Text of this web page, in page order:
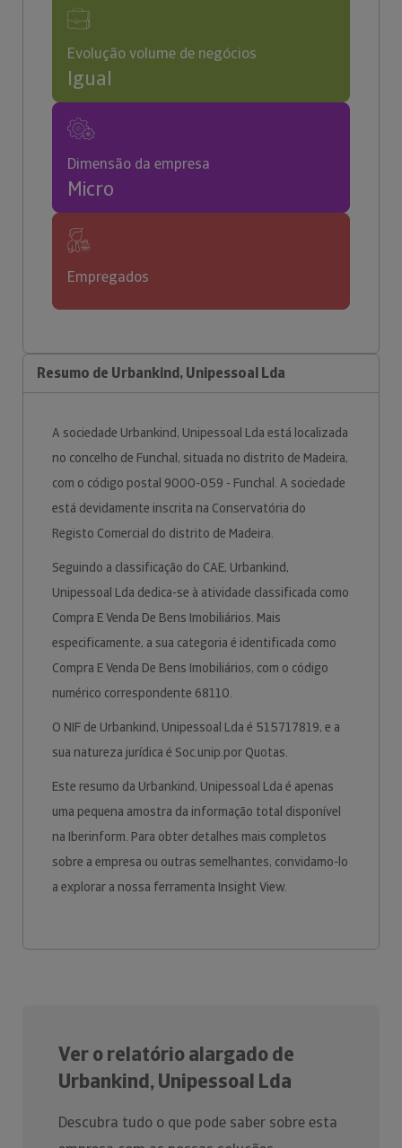
Evolução volume de negócios
Igual
Dimensão da empresa
Micro
Empregados
Resumo de Urbankind, Unipessoal Lda
A sociedade Urbankind, Unipessoal Lda está localizada
no concelho de Funchal, situada no distrito de Madeira,
com o código postal 9000-059 - Funchal. A sociedade
está devidamente inscrita na Conservatória do
Registo Comercial do distrito de Madeira.
Seguindo a classificação do CAE, Urbankind,
Unipessoal Lda dedica-se à atividade classificada como
Compra E Venda De Bens Imobiliários. Mais
especificamente, a sua categoria é identificada como
Compra E Venda De Bens Imobiliários, com o código
numérico correspondente 68110.
O NIF de Urbankind, Unipessoal Lda é 515717819, e a
sua natureza jurídica é Soc.unip.por Quotas.
Este resumo da Urbankind, Unipessoal Lda é apenas
uma pequena amostra da informação total disponível
na Iberinform. Para obter detalhes mais completos
sobre a empresa ou outras semelhantes, convidamo-lo
a explorar a nossa ferramenta Insight View.
Ver o relatório alargado de
Urbankind, Unipessoal Lda
Descubra tudo o que pode saber sobre esta